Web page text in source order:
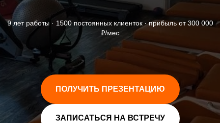
9 лет работы · 1500 постоянных клиенток · прибыль от 300 000
₽/мес
ПОЛУЧИТЬ ПРЕЗЕНТАЦИЮ
ЗАПИСАТЬСЯ НА ВСТРЕЧУ